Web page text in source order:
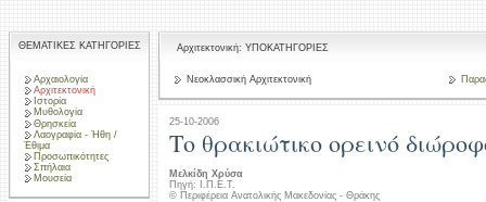
ΘΕΜΑΤΙΚΕΣ ΚΑΤΗΓΟΡΙΕΣ
Αρχαιολογία
Αρχιτεκτονική
Ιστορία
Μυθολογία
Θρησκεία
Λαογραφία - Ήθη /
Έθιμα
Προσωπικότητες
Σπήλαια
Μουσεία
Αρχιτεκτονική: ΥΠΟΚΑΤΗΓΟΡΙΕΣ
Νεοκλασσική Αρχιτεκτονική
25-10-2006
Το θρακιώτικο ορεινό
Μελκίδη Χρύσα
Πηγή: Ι.Π.Ε.Τ.
© Περιφέρεια Ανατολικής Μακεδονίας - Θράκης